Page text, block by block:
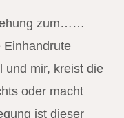
zum……
Einhandrute
und mir, kreist die
oder macht
ist dieser